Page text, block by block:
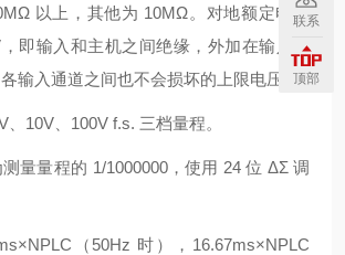
以上，其他为 10MΩ。对地额定电压
即输入和主机之间绝缘，外加在输入通
输入通道之间也不会损坏的上限电压。
10V、100V f.s. 三档量程。
量量程的 1/1000000，使用 24 位 ΔΣ 调
（50Hz 时），16.67ms×NPLC
联系
顶部